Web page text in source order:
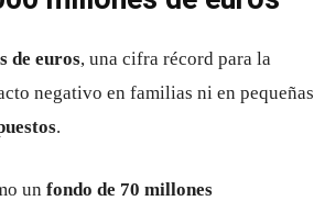
de euros, una cifra récord para la
negativo en familias ni en pequeñas
.
un fondo de 70 millones